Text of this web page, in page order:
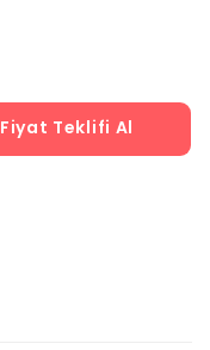
Fiyat Teklifi Al